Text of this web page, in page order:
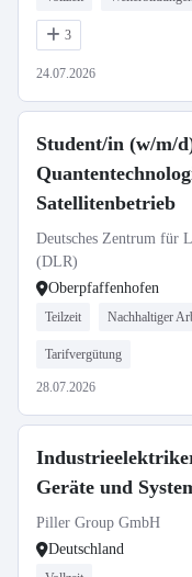
3
24.07.2026
Student/in (w/m/
Satellitenbetrieb
Deutsches Zentrum für
(DLR)
Oberpfaffenhofen
Teilzeit Nachhaltiger
Tarifvergütung
28.07.2026
Geräte und
Piller Group GmbH
Deutschland